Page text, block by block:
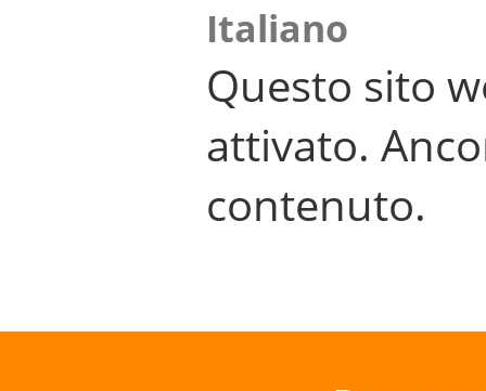
Italiano
Questo sito
attivato.
contenuto.